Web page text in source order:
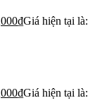
₫Giá hiện tại là:
₫Giá hiện tại là: